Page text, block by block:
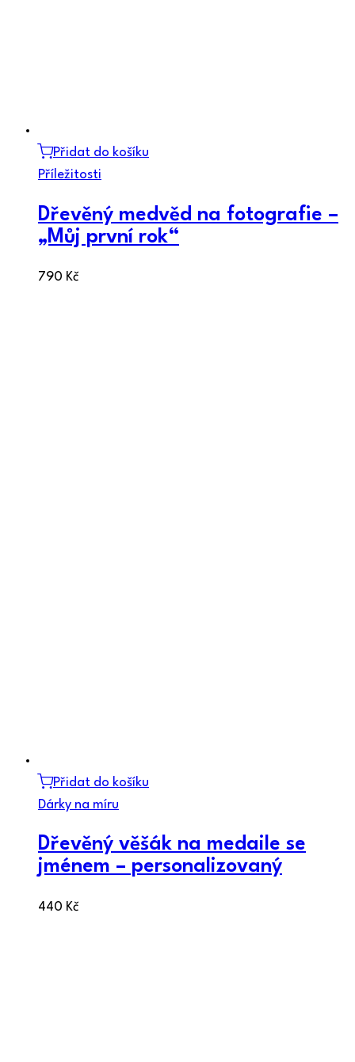
Přidat do košíku
Příležitosti
Dřevěný medvěd na fotografie –
„Můj první rok“
790 Kč
Přidat do košíku
Dárky na míru
Dřevěný věšák na medaile se
jménem – personalizovaný
440 Kč